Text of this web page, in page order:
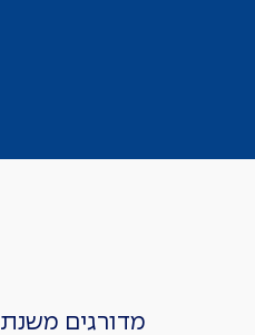
מדורגים משנת